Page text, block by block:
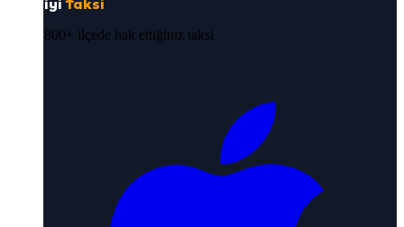
iyi Taksi
800+ ilçede hak ettiğiniz taksi